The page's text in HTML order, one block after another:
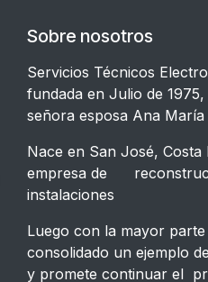
Sobre nosotros
Servicios Técnicos
fundada en Julio de
señora esposa Ana
Nace en San José,
empresa de
instalaciones
Luego con la mayor
consolidado un ejemplo
y promete continuar el